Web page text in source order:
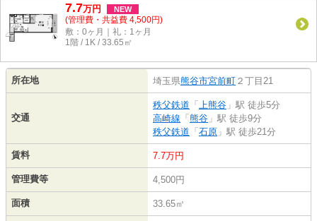
7.7万円 NEW
(管理費・共益費 4,500円)
敷：0ヶ月｜礼：1ヶ月
1階 / 1K / 33.65㎡
所在地 埼玉県熊谷市宮前町 ２丁目21
交通
秩父鉄道 「 上熊谷 」駅 徒歩5分
高崎線 「 熊谷 」駅 徒歩9分
秩父鉄道 「 石原 」駅 徒歩21分
賃料 7.7万円
管理費等 4,500円
面積 33.65㎡